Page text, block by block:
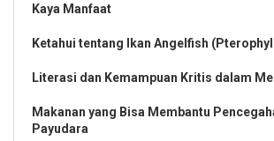
Kaya Manfaat
Ketahui tentang Ikan Angelfish
Literasi dan Kemampuan Kritis dalam
Makanan yang Bisa Membantu
Payudara